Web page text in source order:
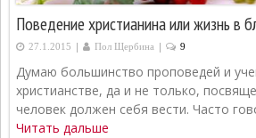
Поведение христианина или жизнь в
27.1.2015 | Пол Щербина | 9
Думаю большинство проповедей и
христианстве, да и не только,
человек должен себя вести. Часто
Читать дальше